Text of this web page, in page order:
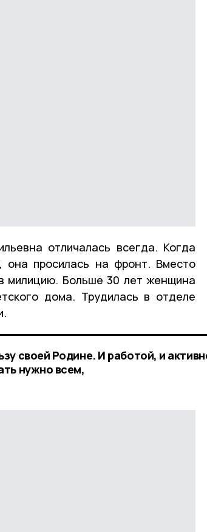
отличалась всегда. Когда
она просилась на фронт. Вместо
милицию. Больше 30 лет женщина
дома. Трудилась в отделе
своей Родине. И работой, и
нужно всем,